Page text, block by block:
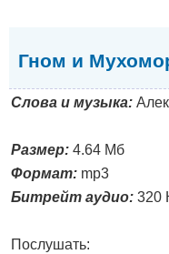
Гном и
Слова и музыка:
Размер: 4.64 Мб
Формат: mp3
Битрейт аудио: 320
Послушать: